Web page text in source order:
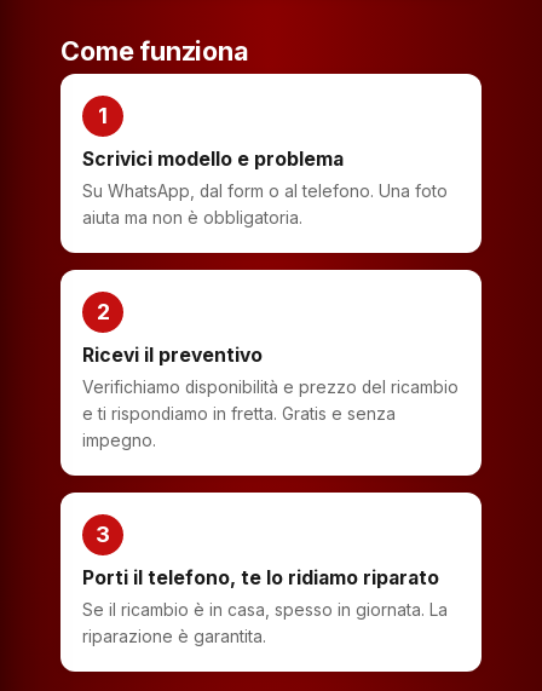
Come funziona
1
Scrivici modello e problema
Su WhatsApp, dal form o al telefono. Una foto
aiuta ma non è obbligatoria.
2
Ricevi il preventivo
Verifichiamo disponibilità e prezzo del ricambio
e ti rispondiamo in fretta. Gratis e senza
impegno.
3
Porti il telefono, te lo ridiamo riparato
Se il ricambio è in casa, spesso in giornata. La
riparazione è garantita.